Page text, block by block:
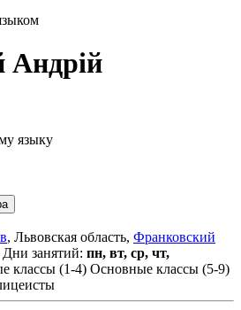
Андрій
языку
, Львовская область, Франковский
Дни занятий: пн, вт, ср, чт,
классы (1-4) Основные классы (5-9)